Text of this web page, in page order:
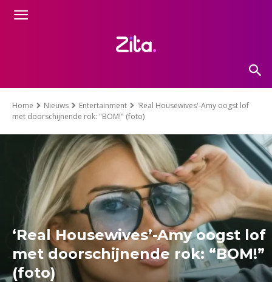
Home Nieuws Entertainment
'Real Housewives'-Amy oogst lof
met doorschijnende rok: "BOM!" (foto)
‘Real Housewives’-Amy oogst lof
met doorschijnende rok: “BOM!”
(foto)